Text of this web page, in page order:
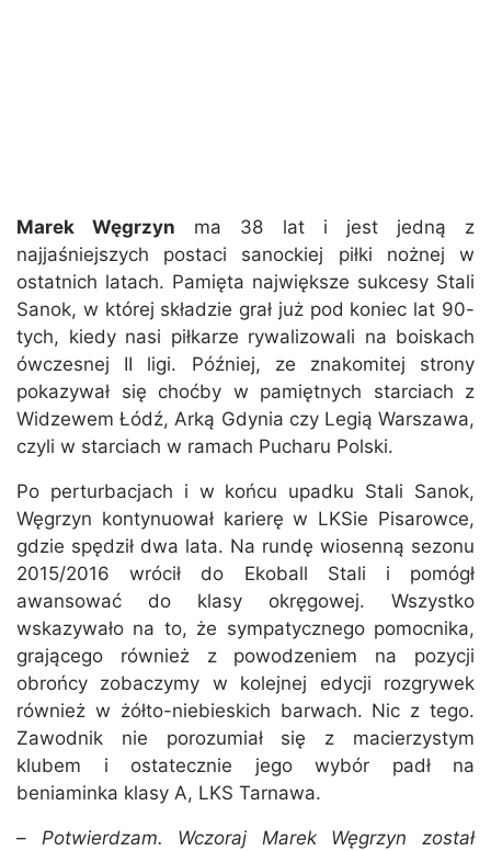
Marek Węgrzyn ma 38 lat i jest jedną z
najjaśniejszych postaci sanockiej piłki nożnej w
ostatnich latach. Pamięta największe sukcesy Stali
Sanok, w której składzie grał już pod koniec lat 90-
tych, kiedy nasi piłkarze rywalizowali na boiskach
ówczesnej II ligi. Później, ze znakomitej strony
pokazywał się choćby w pamiętnych starciach z
Widzewem Łódź, Arką Gdynia czy Legią Warszawa,
czyli w starciach w ramach Pucharu Polski.
Po perturbacjach i w końcu upadku Stali Sanok,
Węgrzyn kontynuował karierę w LKSie Pisarowce,
gdzie spędził dwa lata. Na rundę wiosenną sezonu
2015/2016 wrócił do Ekoball Stali i pomógł
awansować do klasy okręgowej. Wszystko
wskazywało na to, że sympatycznego pomocnika,
grającego również z powodzeniem na pozycji
obrońcy zobaczymy w kolejnej edycji rozgrywek
również w żółto-niebieskich barwach. Nic z tego.
Zawodnik nie porozumiał się z macierzystym
klubem i ostatecznie jego wybór padł na
beniaminka klasy A, LKS Tarnawa.
– Potwierdzam. Wczoraj Marek Węgrzyn został